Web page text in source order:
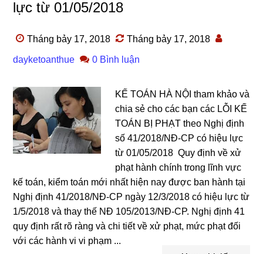
lực từ 01/05/2018
Tháng bảy 17, 2018 Tháng bảy 17, 2018
dayketoanthue 0 Bình luận
KẾ TOÁN HÀ NỘI tham khảo và
chia sẻ cho các bạn các LỖI KẾ
TOÁN BỊ PHẠT theo Nghị định
số 41/2018/NĐ-CP có hiệu lực
từ 01/05/2018 Quy định về xử
phạt hành chính trong lĩnh vực
kế toán, kiểm toán mới nhất hiện nay được ban hành tại
Nghị định 41/2018/NĐ-CP ngày 12/3/2018 có hiệu lực từ
1/5/2018 và thay thế NĐ 105/2013/NĐ-CP. Nghị định 41
quy định rất rõ ràng và chi tiết về xử phạt, mức phạt đối
với các hành vi vi phạm ...